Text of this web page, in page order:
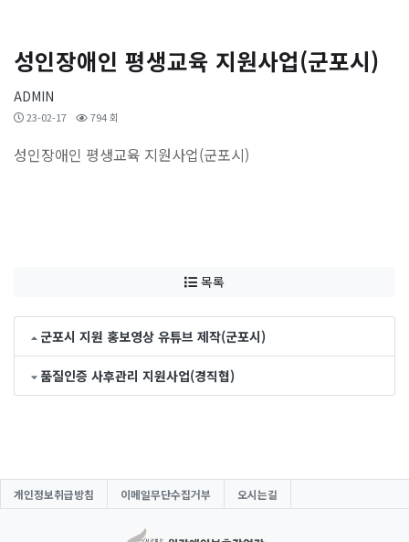
성인장애인 평생교육 지원사업(군포시)
ADMIN
23-02-17 794 회
성인장애인 평생교육 지원사업(군포시)
목록
군포시 지원 홍보영상 유튜브 제작(군포시)
품질인증 사후관리 지원사업(경직협)
개인정보취급방침 이메일무단수집거부 오시는길